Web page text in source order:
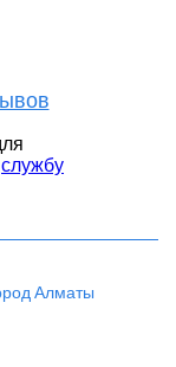
службу
Алматы